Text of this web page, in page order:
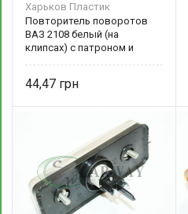
Харьков Пластик
Повторитель поворотов
ВАЗ 2108 белый (на
клипсах) с патроном и
44,47